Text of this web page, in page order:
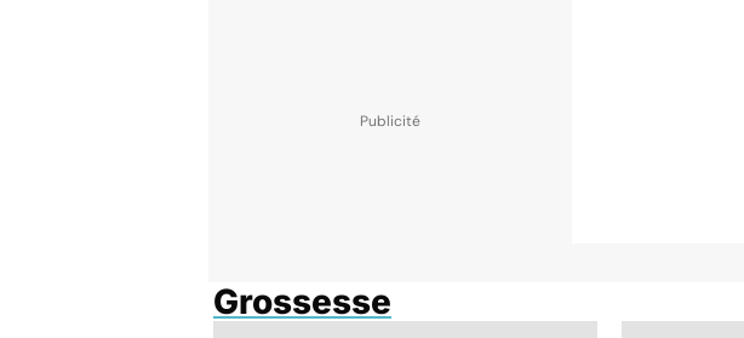
Grossesse